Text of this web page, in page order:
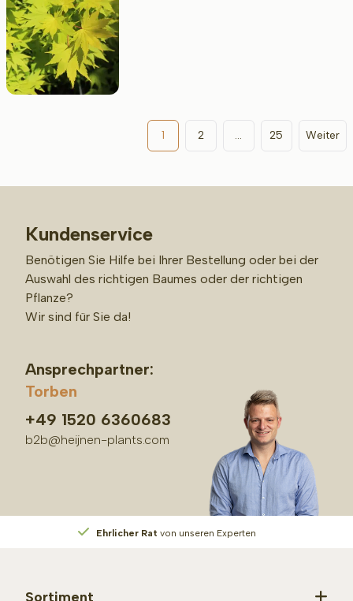
1 2 ... 25 Weiter
Kundenservice
Benötigen Sie Hilfe bei Ihrer Bestellung oder bei der
Auswahl des richtigen Baumes oder der richtigen
Pflanze?
Wir sind für Sie da!
Ansprechpartner:
Torben
+49 1520 6360683
b2b@heijnen-plants.com
Ehrlicher Rat von unseren Experten
Sortiment